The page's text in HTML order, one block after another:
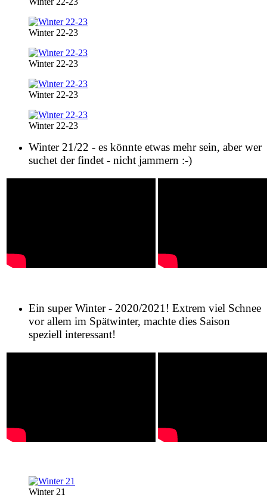
Winter 22-23
Winter 22-23
Winter 22-23
Winter 22-23
Winter 21/22 - es könnte etwas mehr sein, aber wer
suchet der findet - nicht jammern :-)
Ein super Winter - 2020/2021! Extrem viel Schnee
vor allem im Spätwinter, machte dies Saison
speziell interessant!
Winter 21